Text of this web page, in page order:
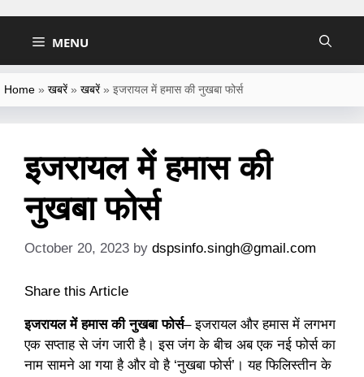
content MENU
Home » खबरें» खबरें» इजरायल में हमास की नुखबा फोर्स
इजरायल में हमास की
नुखबा फोर्स
October 20, 2023 by dspsinfo.singh@gmail.com
Share this Article
इजरायल में हमास की नुखबा फोर्स– इजरायल और हमास में लगभग
एक सप्ताह से जंग जारी है। इस जंग के बीच अब एक नई फोर्स का
नाम सामने आ गया है और वो है ‘नुखबा फोर्स’। यह फिलिस्तीन के